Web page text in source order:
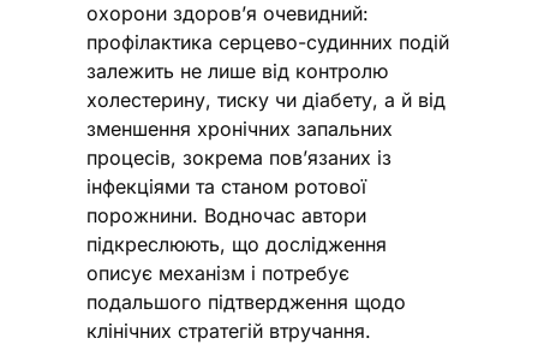
охорони здоров’я очевидний:
профілактика серцево-судинних подій
залежить не лише від контролю
холестерину, тиску чи діабету, а й від
зменшення хронічних запальних
процесів, зокрема пов’язаних із
інфекціями та станом ротової
порожнини. Водночас автори
підкреслюють, що дослідження
описує механізм і потребує
подальшого підтвердження щодо
клінічних стратегій втручання.